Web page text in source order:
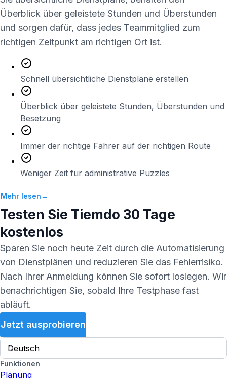
Überblick über geleistete Stunden und Überstunden
und sorgen dafür, dass jedes Teammitglied zum
richtigen Zeitpunkt am richtigen Ort ist.
Schnell übersichtliche Dienstpläne erstellen
Überblick über geleistete Stunden, Überstunden und
Besetzung
Immer der richtige Fahrer auf der richtigen Route
Weniger Zeit für administrative Puzzles
Mehr lesen→
Testen Sie Tiemdo 30 Tage
kostenlos
Sparen Sie noch heute Zeit durch die Automatisierung
von Dienstplänen und reduzieren Sie das Fehlerrisiko.
Nach Ihrer Anmeldung können Sie sofort loslegen. Wir
benachrichtigen Sie, sobald Ihre Testphase fast
abläuft.
Jetzt ausprobieren
Funktionen
Planung